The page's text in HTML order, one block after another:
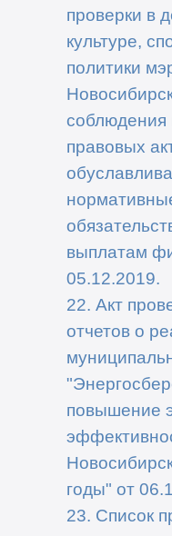
проверки в
культуре,
политики
соблюдения
правовых
выплатам
05.12.2019.
22. Акт
отчетов о
повышение
годы" от
23. Список